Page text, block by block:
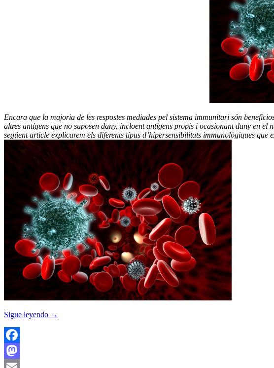
Encara que la majoria de les respostes mediades pel sistema immunitari són
altres antígens que no suposen dany, incloent antígens propis i ocasionant dany en
següent article explicarem els diferents tipus d’hipersensibilitats immunològiques
Sigue leyendo →
Facebook
Mastodon